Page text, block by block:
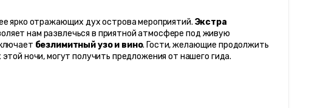
ярко отражающих дух острова мероприятий. Экстра
нам развлечься в приятной атмосфере под живую
безлимитный узо и вино. Гости, желающие продолжить
ночи, могут получить предложения от нашего гида.